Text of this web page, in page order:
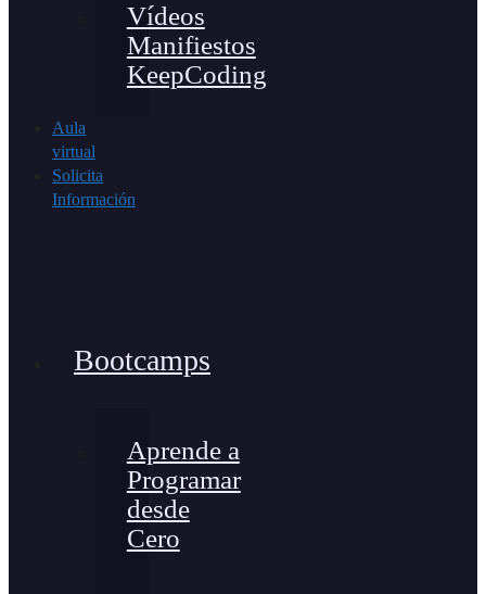
Vídeos
Manifiestos
KeepCoding
Aula
virtual
Solicita
Información
Bootcamps
Aprende a
Programar
desde
Cero